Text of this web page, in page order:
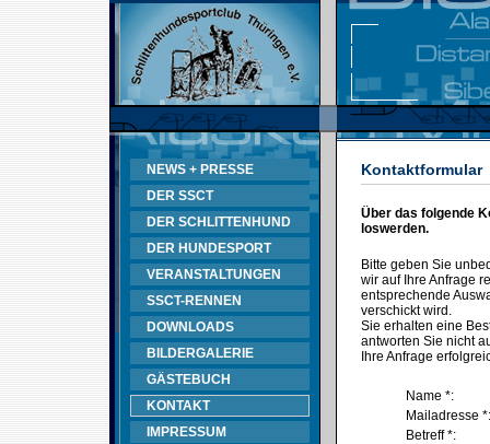
NEWS + PRESSE
DER SSCT
DER SCHLITTENHUND
DER HUNDESPORT
VERANSTALTUNGEN
SSCT-RENNEN
DOWNLOADS
BILDERGALERIE
GÄSTEBUCH
KONTAKT
IMPRESSUM
Kontaktformular
Über das folgende
loswerden.
Bitte geben Sie
wir auf Ihre Anfrage
entsprechende
verschickt wird.
Sie erhalten eine
antworten Sie nicht
Ihre Anfrage
Name *:
Mailadresse *:
Betreff *: